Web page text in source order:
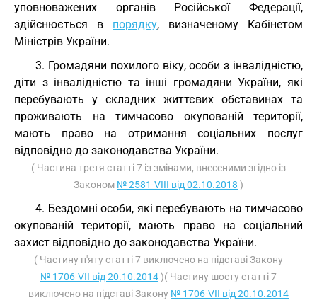
уповноважених органів Російської Федерації,
здійснюється в порядку, визначеному Кабінетом
Міністрів України.
3. Громадяни похилого віку, особи з інвалідністю,
діти з інвалідністю та інші громадяни України, які
перебувають у складних життєвих обставинах та
проживають на тимчасово окупованій території,
мають право на отримання соціальних послуг
відповідно до законодавства України.
( Частина третя статті 7 із змінами, внесеними згідно із
Законом № 2581-VIII від 02.10.2018 )
4. Бездомні особи, які перебувають на тимчасово
окупованій території, мають право на соціальний
захист відповідно до законодавства України.
( Частину п'яту статті 7 виключено на підставі Закону
№ 1706-VII від 20.10.2014)( Частину шосту статті 7
виключено на підставі Закону № 1706-VII від 20.10.2014